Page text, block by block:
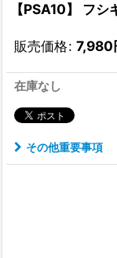
【PSA10】 フ
販売価格: 7,980
在庫なし
その他重要事項